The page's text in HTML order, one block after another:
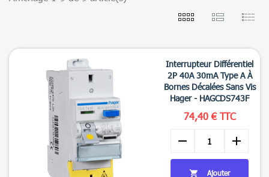
Interrupteur Différentiel
2P 40A 30mA Type A À
Bornes Décalées Sans Vis
Hager - HAGCDS743F
74,40 € TTC
remove add
 Ajouter